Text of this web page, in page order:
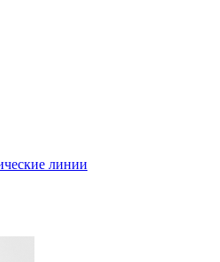
линии